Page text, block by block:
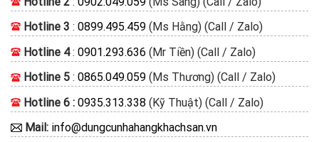
Hotline 3 : 0899.495.459 (Ms Hằng) (Call / Zalo)
Hotline 4: 0901.293.636 (Mr Tiền) (Call / Zalo)
Hotline 5 : 0865.049.059 (Ms Thương) (Call / Zalo)
Hotline 6 : 0935.313.338 (Kỹ Thuật) (Call / Zalo)
Mail: info@dungcunhahangkhachsan.vn